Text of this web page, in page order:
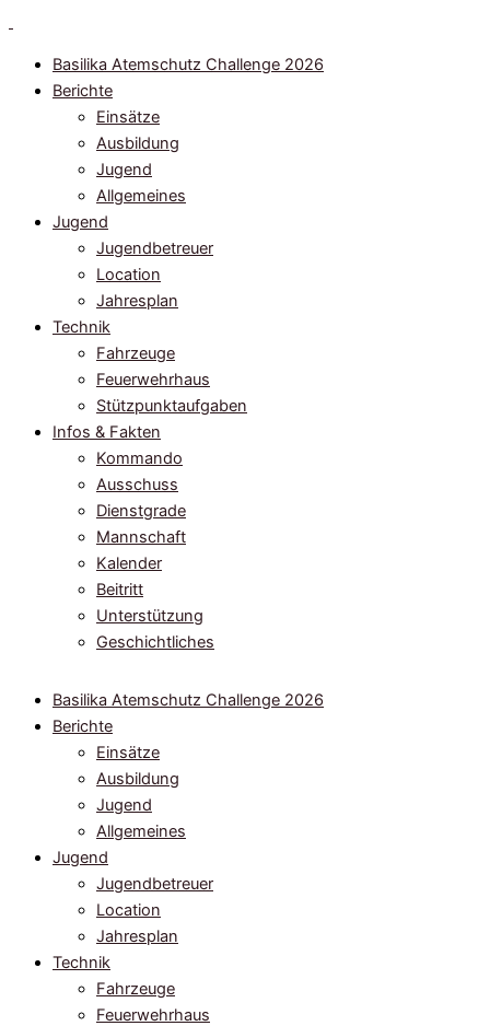
springenBasilika Atemschutz Challenge 2026
Berichte
Einsätze
Ausbildung
Jugend
Allgemeines
Jugend
Jugendbetreuer
Location
Jahresplan
Technik
Fahrzeuge
Feuerwehrhaus
Stützpunktaufgaben
Infos & Fakten
Kommando
Ausschuss
Dienstgrade
Mannschaft
Kalender
Beitritt
Unterstützung
Geschichtliches
Basilika Atemschutz Challenge 2026
Berichte
Einsätze
Ausbildung
Jugend
Allgemeines
Jugend
Jugendbetreuer
Location
Jahresplan
Technik
Fahrzeuge
Feuerwehrhaus